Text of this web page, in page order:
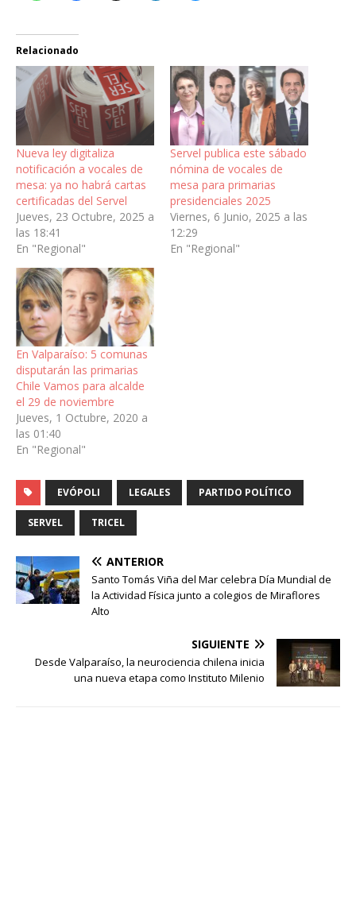
Relacionado
Nueva ley digitaliza
notificación a vocales de
mesa: ya no habrá cartas
certificadas del Servel
Jueves, 23 Octubre, 2025 a
las 18:41
En "Regional"
Servel publica este sábado
nómina de vocales de
mesa para primarias
presidenciales 2025
Viernes, 6 Junio, 2025 a las
12:29
En "Regional"
En Valparaíso: 5 comunas
disputarán las primarias
Chile Vamos para alcalde
el 29 de noviembre
Jueves, 1 Octubre, 2020 a
las 01:40
En "Regional"
EVÓPOLI LEGALES PARTIDO POLÍTICO
SERVEL TRICEL
ANTERIOR
Santo Tomás Viña del Mar celebra Día Mundial de
la Actividad Física junto a colegios de Miraflores
Alto
SIGUIENTE
Desde Valparaíso, la neurociencia chilena inicia
una nueva etapa como Instituto Milenio